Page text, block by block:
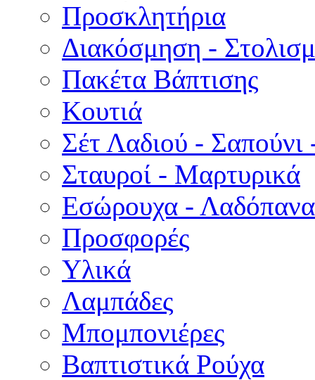
Προσκλητήρια
Διακόσμηση -
Πακέτα Βάπτισης
Κουτιά
Σέτ Λαδιού - Σαπούνι
Σταυροί - Μαρτυρικά
Εσώρουχα -
Προσφορές
Υλικά
Λαμπάδες
Μπομπονιέρες
Βαπτιστικά Ρούχα